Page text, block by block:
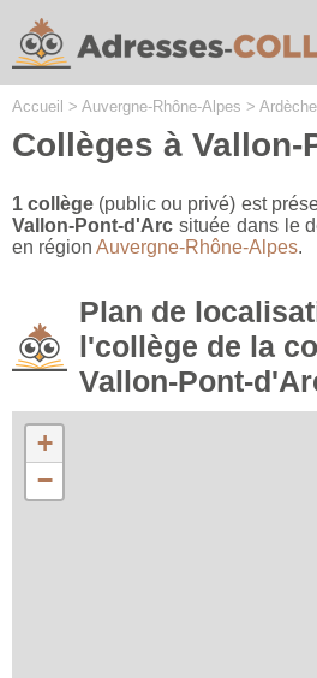
Accueil > Auvergne-Rhône-Alpes > Ardèche
Collèges à Vallon-
1 collège (public ou privé) est
Vallon-Pont-d'Arc située dans le
en région Auvergne-Rhône-Alpes.
Plan de
l'collège de la
Vallon-Pont-
+
−